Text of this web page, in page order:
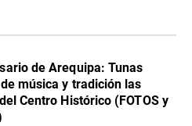
de Arequipa: Tunas
música y tradición las
Centro Histórico (FOTOS y